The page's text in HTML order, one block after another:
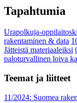
Tapahtumia
Urapolkuja-
rakentaminen & data
Jätteistä materiaaleiksi
paloturvallinen loiva
Teemat ja liitteet
11/2024: Suomea